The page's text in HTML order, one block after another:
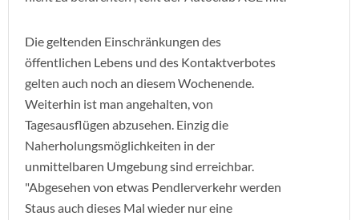
Die geltenden Einschränkungen des
öffentlichen Lebens und des Kontaktverbotes
gelten auch noch an diesem Wochenende.
Weiterhin ist man angehalten, von
Tagesausflügen abzusehen. Einzig die
Naherholungsmöglichkeiten in der
unmittelbaren Umgebung sind erreichbar.
"Abgesehen von etwas Pendlerverkehr werden
Staus auch dieses Mal wieder nur eine